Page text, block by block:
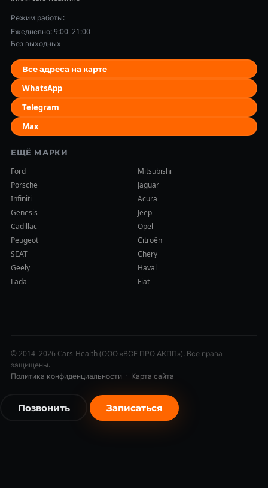
Режим работы:
Ежедневно: 9:00–21:00
Без выходных
Все адреса на карте
WhatsApp
Telegram
Max
ЕЩЁ МАРКИ
Ford
Mitsubishi
Porsche
Jaguar
Infiniti
Acura
Genesis
Jeep
Cadillac
Opel
Peugeot
Citroën
SEAT
Chery
Geely
Haval
Lada
Fiat
© 2014–2026 Cars-Health (ООО «ВСЕ ПРО АКПП»). Все права
защищены.
Политика конфиденциальности · Карта сайта
Позвонить Записаться